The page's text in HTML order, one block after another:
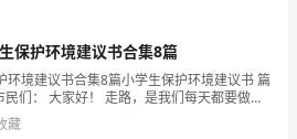
保护环境建议书合集8篇
环境建议书合集8篇小学生保护环境建议书 篇
民们： 大家好！ 走路，是我们每天都要做的
，路离不开我们的生活。你们每天在路上开
头盔与口
藏